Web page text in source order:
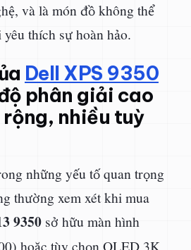
và là món đồ không thể
thích sự hoàn hảo.
Dell XPS 9350
phân giải cao
nhiều tuỳ
những yếu tố quan trọng
thường xem xét khi mua
9350 sở hữu màn hình
hoặc tùy chọn OLED 3K